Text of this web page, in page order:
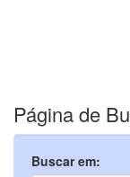
Página de
Buscar em: